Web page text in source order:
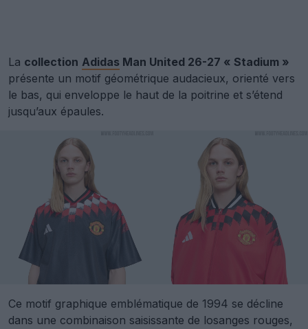
La collection Adidas Man United 26-27 « Stadium »
présente un motif géométrique audacieux, orienté vers
le bas, qui enveloppe le haut de la poitrine et s’étend
jusqu’aux épaules.
Ce motif graphique emblématique de 1994 se décline
dans une combinaison saisissante de losanges rouges,